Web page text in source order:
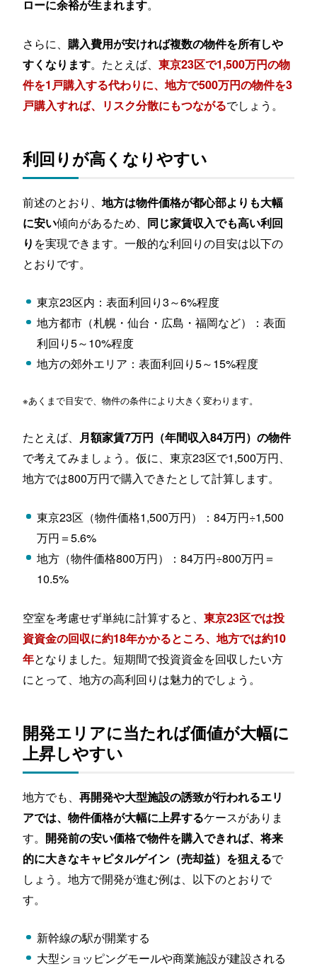
ローに余裕が生まれます。
さらに、購入費用が安ければ複数の物件を所有しや
すくなります。たとえば、東京23区で1,500万円の物
件を1戸購入する代わりに、地方で500万円の物件を3
戸購入すれば、リスク分散にもつながるでしょう。
利回りが高くなりやすい
前述のとおり、地方は物件価格が都心部よりも大幅
に安い傾向があるため、 同じ家賃収入でも高い利回
り を実現できます。一般的な利回りの目安は以下の
とおりです。
東京23区内：表面利回り3～6%程度
地方都市（札幌・仙台・広島・福岡など）：表面
利回り5～10%程度
地方の郊外エリア：表面利回り5～15%程度
※あくまで目安で、物件の条件により大きく変わります。
たとえば、 月額家賃7万円（年間収入84万円）の物件
で考えてみましょう。仮に、東京23区で1,500万円、
地方では800万円で購入できたとして計算します。
東京23区（物件価格1,500万円）：84万円÷1,500
万円＝5.6%
地方（物件価格800万円）：84万円÷800万円＝
10.5%
空室を考慮せず単純に計算すると、東京23区では投
資資金の回収に約18年かかるところ、地方では約10
年となりました。短期間で投資資金を回収したい方
にとって、地方の高利回りは魅力的でしょう。
開発エリアに当たれば価値が大幅に
上昇しやすい
地方でも、再開発や大型施設の誘致が行われるエリ
アでは、物件価格が大幅に上昇するケースがありま
す。 開発前の安い価格で物件を購入できれば、将来
的に大きなキャピタルゲイン（売却益）を狙えるで
しょう。地方で開発が進む例は、以下のとおりで
す。
新幹線の駅が開業する
大型ショッピングモールや商業施設が建設される